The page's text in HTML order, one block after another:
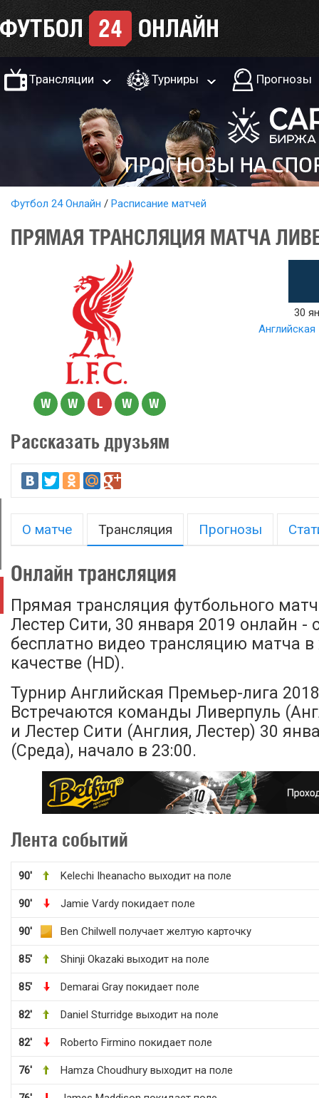
Трансляции Турниры Прогнозы
Футбол 24 Онлайн Расписание матчей
ПРЯМАЯ ТРАНСЛЯЦИЯ МАТЧА
W W L W W
30
Рассказать друзьям
О матче Трансляция Прогнозы
Онлайн трансляция
Прямая трансляция футбольного
Лестер Сити, 30 января 2019 онлайн -
бесплатно видео трансляцию матча
качестве (HD).
Турнир Английская Премьер-лига
Встречаются команды Ливерпуль
и Лестер Сити (Англия, Лестер) 30
(Среда), начало в 23:00.
Лента событий
90' Kelechi Iheanacho выходит на поле
90' Jamie Vardy покидает поле
90' Ben Chilwell получает желтую карточку
85' Shinji Okazaki выходит на поле
85' Demarai Gray покидает поле
82' Daniel Sturridge выходит на поле
82' Roberto Firmino покидает поле
76' Hamza Choudhury выходит на поле